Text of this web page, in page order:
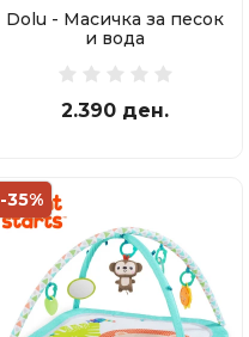
Dolu - Масичка за песок
и вода
2.390 ден.
-35%